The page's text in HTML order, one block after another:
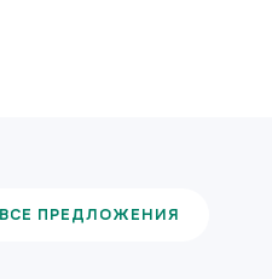
ВСЕ ПРЕДЛОЖЕНИЯ